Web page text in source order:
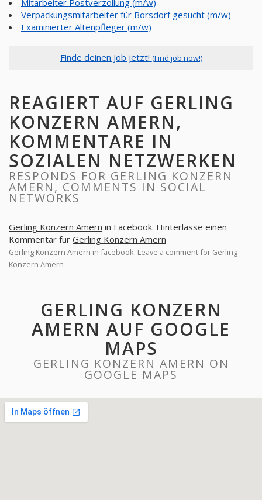
Mitarbeiter Postverzollung (m/w)
Verpackungsmitarbeiter für Borsdorf gesucht (m/w)
Examinierter Altenpfleger (m/w)
Finde deinen Job jetzt! (Find job now!)
REAGIERT AUF GERLING
KONZERN AMERN,
KOMMENTARE IN
SOZIALEN NETZWERKEN
RESPONDS FOR GERLING KONZERN
AMERN, COMMENTS IN SOCIAL
NETWORKS
Gerling Konzern Amern in Facebook. Hinterlasse einen
Kommentar für Gerling Konzern Amern
Gerling Konzern Amern in facebook. Leave a comment for Gerling
Konzern Amern
GERLING KONZERN
AMERN AUF GOOGLE
MAPS
GERLING KONZERN AMERN ON
GOOGLE MAPS